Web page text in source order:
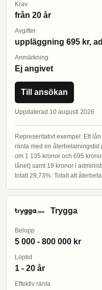
Krav
från 20 år
Avgifter
uppläggning 695 kr,
Anmärkning
Ej angivet
Till ansökan
Uppdaterad 10 augusti 2026
Representativt exempel: Ett
ränta med en
om 1 135 kronor och 695
lånet) samt 19 kronor i
totalt 28,73%. Totalt att
Trygga
Belopp
5 000 - 800 000 kr
Löptid
1 - 20 år
Effektiv ränta